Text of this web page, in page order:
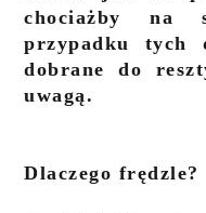
chociażby na
przypadku tych
dobrane do
uwagą.
Dlaczego frędzle?